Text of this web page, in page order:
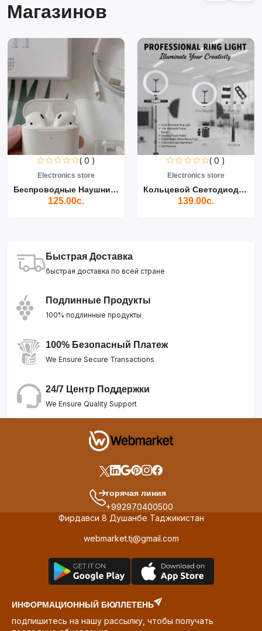
Магазинов
( 0 )
Electronics store
Беспроводные Наушники Air...
125.00с.
( 0 )
Electronics store
Кольцевой Светодиодный Св...
139.00с.
Быстрая Доставка
быстрая доставка по всей стране
Подлинные Продукты
100% подлинные продукты
100% Безопасный Платеж
We Ensure Secure Transactions
24/7 Центр Поддержки
We Ensure Quality Support
горячая линия
+992970400500
Фирдавси 8 Душанбе Таджикистан
webmarket.tj@gmail.com
ИНФОРМАЦИОННЫЙ БЮЛЛЕТЕНЬ
подпишитесь на нашу рассылку, чтобы получать